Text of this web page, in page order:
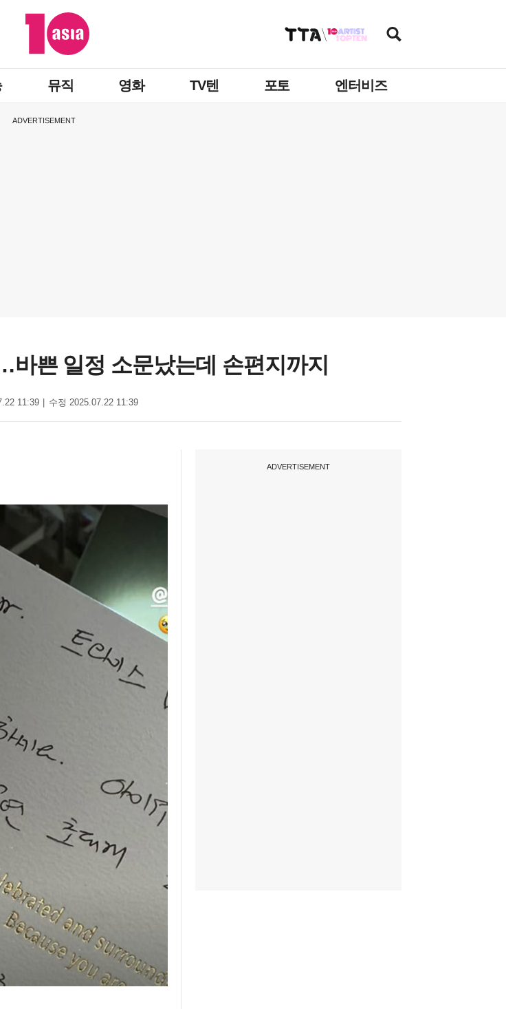
뮤직 영화 TV텐 포토 엔터비즈
ADVERTISEMENT
쁜 일정 소문났는데 손편지까지
11:39 수정 2025.07.22 11:39
ADVERTISEMENT